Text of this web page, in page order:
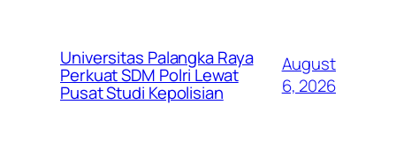
Universitas Palangka Raya
Perkuat SDM Polri Lewat
Pusat Studi Kepolisian
August
6, 2026